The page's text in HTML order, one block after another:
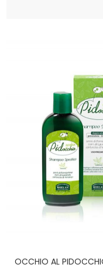
OCCHIO AL